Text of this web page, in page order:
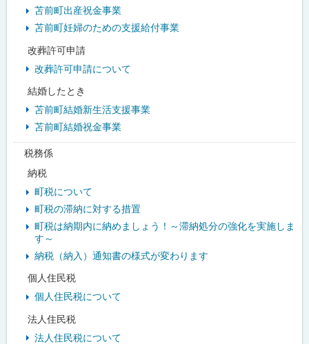
苫前町出産祝金事業
苫前町妊婦のための支援給付事業
改葬許可申請
改葬許可申請について
結婚したとき
苫前町結婚新生活支援事業
苫前町結婚祝金事業
税務係
納税
町税について
町税の滞納に対する措置
町税は納期内に納めましょう！～滞納処分の強化を実施しま
す～
納税（納入）通知書の様式が変わります
個人住民税
個人住民税について
法人住民税
法人住民税について